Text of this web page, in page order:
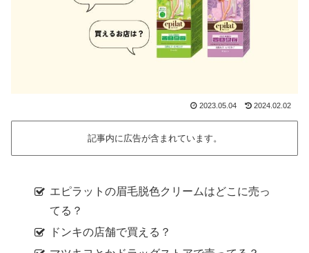
2023.05.04 2024.02.02
記事内に広告が含まれています。
エピラットの眉毛脱色クリームはどこに売っ
てる？
ドンキの店舗で買える？